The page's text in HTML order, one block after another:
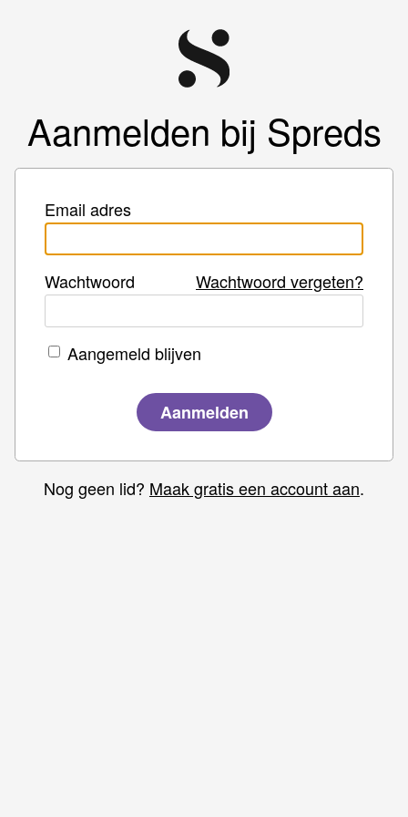
Aanmelden bij Spreds
Email adres
Wachtwoord Wachtwoord vergeten?
Aangemeld blijven
Nog geen lid? Maak gratis een account aan.